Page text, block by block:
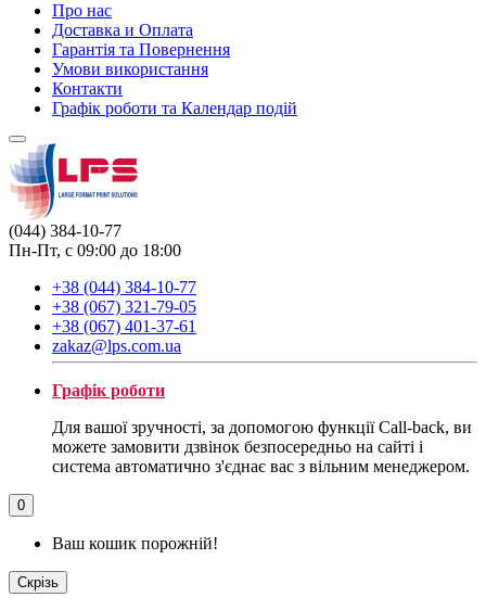
Про нас
Доставка и Оплата
Гарантія та Повернення
Умови використання
Контакти
Графік роботи та Календар подій
(044) 384-10-77
Пн-Пт, с 09:00 до 18:00
+38 (044) 384-10-77
+38 (067) 321-79-05
+38 (067) 401-37-61
zakaz@lps.com.ua
Графік роботи
Для вашої зручності, за допомогою функції Call-back, ви
можете замовити дзвінок безпосередньо на сайті і
система автоматично з'єднає вас з вільним менеджером.
0
Ваш кошик порожній!
Скрізь